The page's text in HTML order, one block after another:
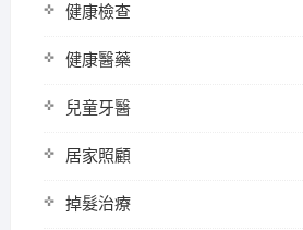
健康檢查
健康醫藥
兒童牙醫
居家照顧
掉髮治療